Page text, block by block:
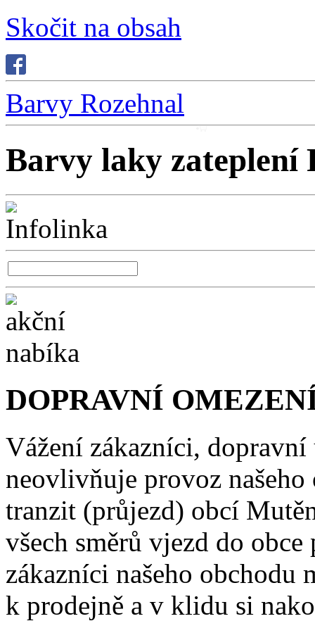
Skočit na obsah
Barvy Rozehnal
Barvy laky zateplení
DOPRAVNÍ
Vážení zákazníci,
neovlivňuje provoz našeho
tranzit (průjezd) obcí
všech směrů vjezd do obce
zákazníci našeho obchodu
k prodejně a v klidu si